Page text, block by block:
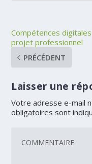
Compétences
projet professionnel
PRÉCÉDENT
Laisser une
Votre adresse e-mail
obligatoires sont